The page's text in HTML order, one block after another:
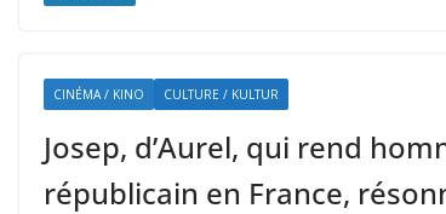
CINÉMA / KINO CULTURE / KULTUR
Josep, d’Aurel, qui rend
républicain en France,